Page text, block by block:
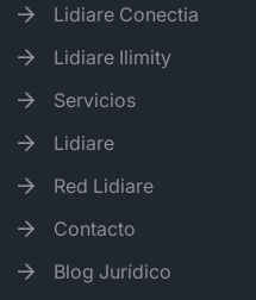
Lidiare Conectia
Lidiare Ilimity
Servicios
Lidiare
Red Lidiare
Contacto
Blog Jurídico